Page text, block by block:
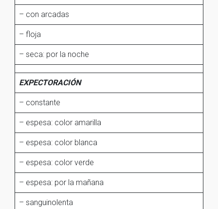
– con arcadas
– floja
– seca: por la noche
EXPECTORACIÓN
– constante
– espesa: color amarilla
– espesa: color blanca
– espesa: color verde
– espesa: por la mañana
– sanguinolenta